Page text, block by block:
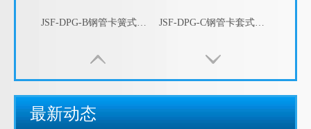
JSF-DPG-B钢管卡簧式箱接头 钢管盒接头 钢管外丝接头 钢管自固箱接头 JSF-DPG-C钢管卡套式箱接头 钢管盒接头 钢管外丝接头 钢管三柱箱接头
最新动态
包塑金属软管的指数测试
江苏京生管业有限公司危险废物管理制度公司
包塑金属软管的制造工艺